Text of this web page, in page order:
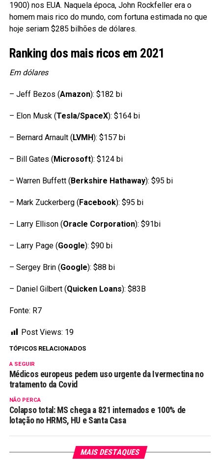
1900) nos EUA. Naquela época, John Rockfeller era o
homem mais rico do mundo, com fortuna estimada no que
hoje seriam $285 bilhões de dólares.
Ranking dos mais ricos em 2021
Em dólares
– Jeff Bezos (Amazon): $182 bi
– Elon Musk (Tesla/SpaceX): $164 bi
– Bernard Arnault ( LVMH): $157 bi
– Bill Gates ( Microsoft): $124 bi
– Warren Buffett ( Berkshire Hathaway): $95 bi
– Mark Zuckerberg ( Facebook): $95 bi
– Larry Ellison (Oracle Corporation): $91bi
– Larry Page (Google): $90 bi
– Sergey Brin (Google): $88 bi
– Daniel Gilbert (Quicken Loans): $83B
Fonte: R7
Post Views: 19
TÓPICOS RELACIONADOS
A SEGUIR
Médicos europeus pedem uso urgente da Ivermectina no
tratamento da Covid
NÃO PERCA
Colapso total: MS chega a 821 internados e 100% de
lotação no HRMS, HU e Santa Casa
MAIS DESTAQUES